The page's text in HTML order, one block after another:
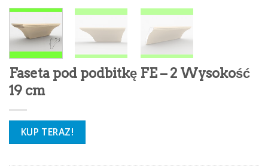
Faseta pod podbitkę FE – 2 Wysokość
19 cm
KUP TERAZ!